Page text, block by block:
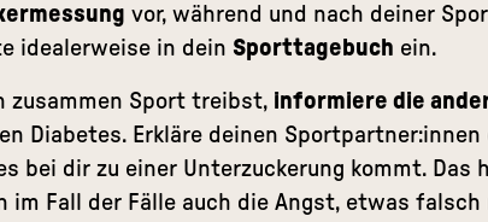
vor, während und nach deiner
idealerweise in dein Sporttagebuch ein.
zusammen Sport treibst, informiere die
Diabetes. Erkläre deinen Sportpartner:innen
bei dir zu einer Unterzuckerung kommt. Das
im Fall der Fälle auch die Angst, etwas falsch